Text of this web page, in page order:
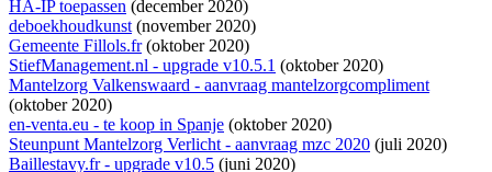
HA-IP toepassen (december 2020)
deboekhoudkunst(november 2020)
Gemeente Fillols.fr(oktober 2020)
StiefManagement.nl - upgrade v10.5.1 (oktober 2020)
Mantelzorg Valkenswaard - aanvraag mantelzorgcompliment
(oktober 2020)
en-venta.eu - te koop in Spanje (oktober 2020)
Steunpunt Mantelzorg Verlicht - aanvraag mzc 2020 (juli 2020)
Baillestavy.fr - upgrade v10.5 (juni 2020)